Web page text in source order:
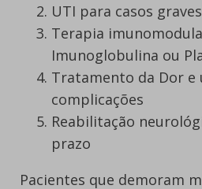
UTI para casos graves
Terapia
Imunoglobulina ou
Tratamento da Dor e
complicações
Reabilitação
prazo
Pacientes que demoram